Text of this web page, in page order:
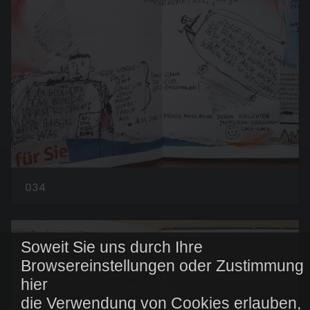
Soweit Sie uns durch Ihre
Browsereinstellungen oder Zustimmung
hier
die Verwendung von Cookies erlauben,
034